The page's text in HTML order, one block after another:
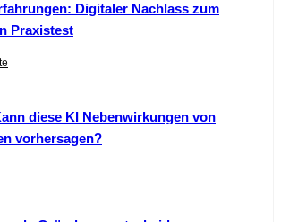
Digitaler Nachlass zum
Praxistest
diese KI Nebenwirkungen von
vorhersagen?